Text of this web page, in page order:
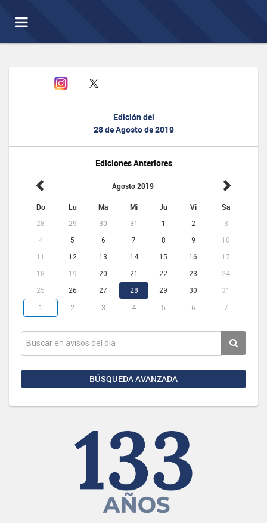
Toggle
navigation
Edición del
28 de Agosto de 2019
Ediciones Anteriores
Agosto 2019
Do Lu Ma Mi Ju Vi Sa
28 29 30 31 1 2
3
4
5 6 7 8 9
10
11
12 13 14 15 16
17
18
19 20 21 22 23
24
25
26 27 28 29 30 31
1 2 3 4 5 6 7
BÚSQUEDA AVANZADA